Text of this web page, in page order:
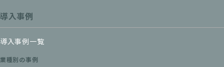
導入事例
導入事例一覧
業種別の事例